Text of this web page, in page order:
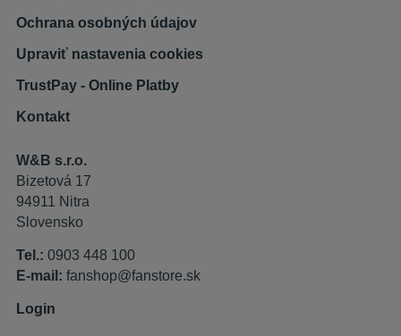
Ochrana osobných údajov
Upraviť nastavenia cookies
TrustPay - Online Platby
Kontakt
W&B s.r.o.
Bizetová 17
94911 Nitra
Slovensko
Tel.: 0903 448 100
E-mail: fanshop@fanstore.sk
Login